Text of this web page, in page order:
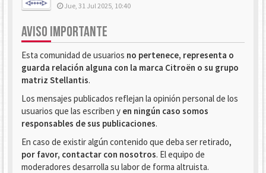
Jue, 31 Jul 2025, 10:40
AVISO IMPORTANTE
Esta comunidad de usuarios no pertenece, representa o
guarda relación alguna con la marca Citroën o su grupo
matriz Stellantis.
Los mensajes publicados reflejan la opinión personal de los
usuarios que las escriben y en ningún caso somos
responsables de sus publicaciones.
En caso de existir algún contenido que deba ser retirado,
por favor, contactar con nosotros. El equipo de
moderadores desarrolla su labor de forma altruista.